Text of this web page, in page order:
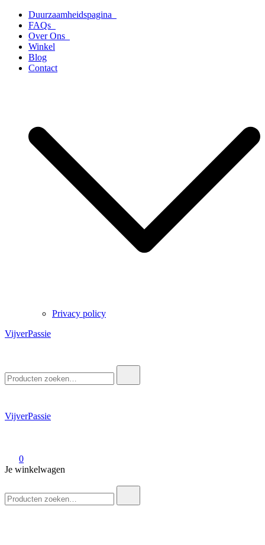
naar
inhoud
Duurzaamheidspagina
FAQs
Over Ons
Winkel
Blog
Contact
Privacy policy
VijverPassie
naar:
VijverPassie
0
Je winkelwagen
naar: